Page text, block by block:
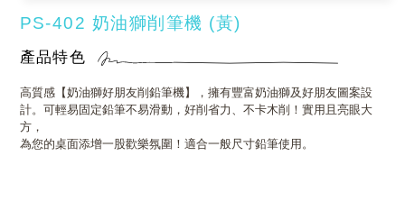
PS-402 奶油獅削筆機 (黃)
產品特色
高質感【奶油獅好朋友削鉛筆機】，擁有豐富奶油獅及好朋友圖案設
計。可輕易固定鉛筆不易滑動，好削省力、不卡木削！實用且亮眼大
方，
為您的桌面添增一股歡樂氛圍！適合一般尺寸鉛筆使用。